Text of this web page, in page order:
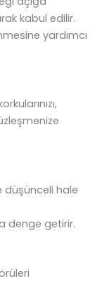
kabul edilir.
yardımcı
düşünceli hale
denge getirir.